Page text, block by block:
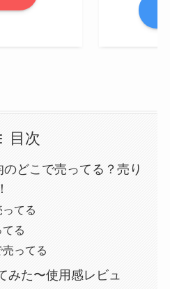
目次
どこで売ってる？売り
てる
る
ってる
みた〜使用感レビュ